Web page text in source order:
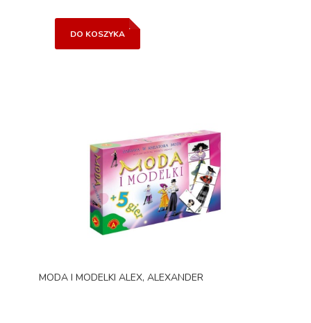
DO KOSZYKA
MODA I MODELKI ALEX, ALEXANDER